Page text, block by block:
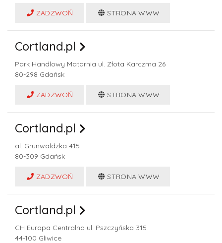
ZADZWOŃ STRONA WWW
Cortland.pl
Park Handlowy Matarnia ul. Złota Karczma 26
80-298 Gdańsk
ZADZWOŃ STRONA WWW
Cortland.pl
al. Grunwaldzka 415
80-309 Gdańsk
ZADZWOŃ STRONA WWW
Cortland.pl
CH Europa Centralna ul. Pszczyńska 315
44-100 Gliwice